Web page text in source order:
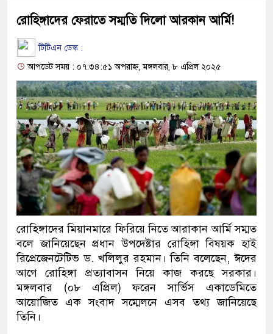
রোহিঙ্গাদের ফেরাতে সম্মতি দিলো আরকান আর্মি!
টিটিএন ডেস্ক :
আপডেট সময় : ০৭:৩৪:৫১ অপরাহ্ন, মঙ্গলবার, ৮ এপ্রিল ২০২৫
রোহিঙ্গাদের মিয়ানমারে ফিরিয়ে নিতে আরাকান আর্মি সম্মত
বলে জানিয়েছেন প্রধান উপদেষ্টার রোহিঙ্গা বিষয়ক হাই
রিপ্রেজেনটেটিভ ড. খলিলুর রহমান। তিনি বলেছেন, ঈদের
আগে রোহিঙ্গা প্রত্যাবাসন নিয়ে কাজ করছে সরকার।
মঙ্গলবার (০৮ এপ্রিল) ফরেন সার্ভিস একাডেমিতে
আয়োজিত এক সংবাদ সম্মেলনে এসব তথ্য জানিয়েছে
তিনি।